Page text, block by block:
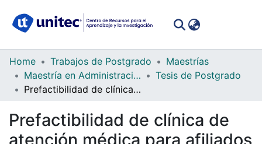
Communities
Collections
All of DSpace
Home Trabajos de Postgrado
Maestrías
Maestría en Administración de Proyectos
Tesis de Postgrado
Prefactibilidad de clínica de atención médica para afiliados del IMPREMA
Prefactibilidad de clínica de
atención médica para afiliados